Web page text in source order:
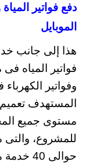
دفع فواتير
الموبايل
هذا إلى جانب
فواتير المياه
وفواتير
المستهدف
مستوى جميع
للمشروع،
حوالى